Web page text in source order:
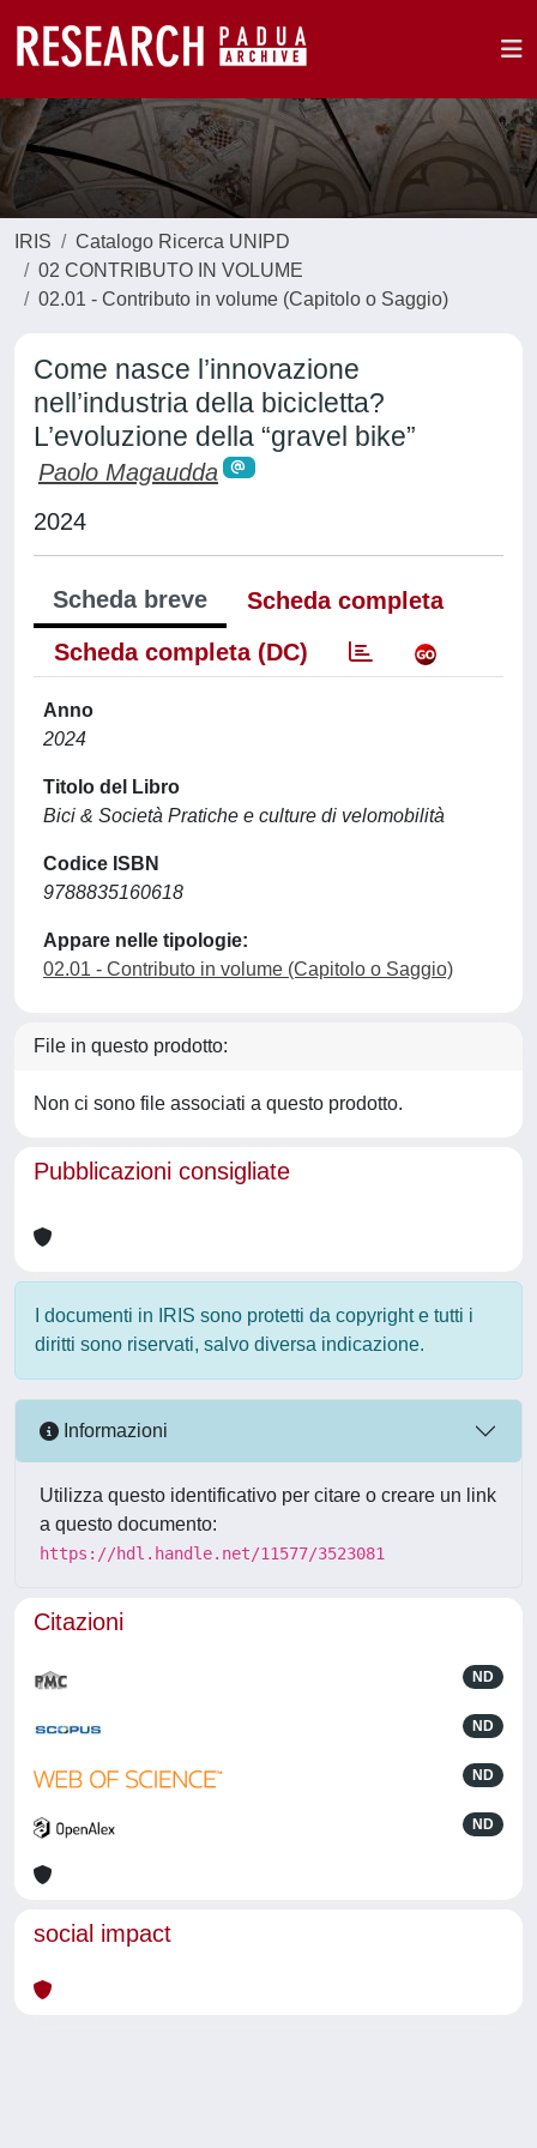
IRIS
Catalogo Ricerca UNIPD
02 CONTRIBUTO IN VOLUME
02.01 - Contributo in volume (Capitolo o Saggio)
Come nasce l’innovazione
nell’industria della bicicletta?
L’evoluzione della “gravel bike”
Paolo Magaudda
2024
Scheda breve
Scheda completa
Scheda completa (DC)
Anno
2024
Titolo del Libro
Bici & Società Pratiche e culture di velomobilità
Codice ISBN
9788835160618
Appare nelle tipologie:
02.01 - Contributo in volume (Capitolo o Saggio)
File in questo prodotto:
Non ci sono file associati a questo prodotto.
Pubblicazioni consigliate
I documenti in IRIS sono protetti da copyright e tutti i
diritti sono riservati, salvo diversa indicazione.
Informazioni
Utilizza questo identificativo per citare o creare un link
a questo documento:
https://hdl.handle.net/11577/3523081
Citazioni
ND
ND
ND
ND
social impact